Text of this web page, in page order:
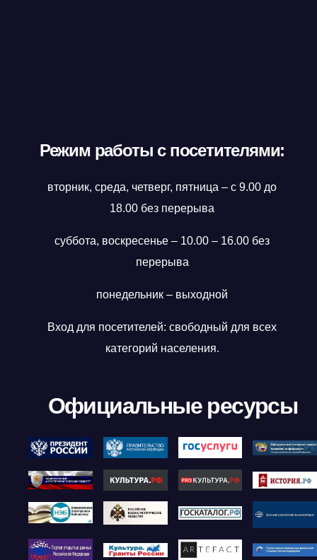
Режим работы с посетителями:
вторник, среда, четверг, пятница – с 9.00 до
18.00 без перерыва
суббота, воскресенье – 10.00 – 16.00 без
перерыва
понедельник – выходной
Вход для посетителей: свободный для всех
категорий населения.
Официальные ресурсы